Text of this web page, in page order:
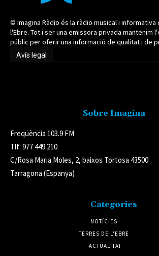
© Imagina Ràdio és la ràdio musical i informativa
l'Ebre. Tot i ser una emissora privada mantenim
públic per oferir una informació de qualitat i de
Avís legal
Sobre Imagina
Freqüència 103.9 FM
Tlf: 977 449 210
C/Rosa Maria Moles, 2, baixos Tortosa 43500
Tarragona (Espanya)
Categories
NOTÍCIES
TERRES DE L'EBRE
ACTUALITAT